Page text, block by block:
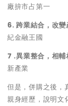
廠拚市占第一
6.跨業結合，改
紀金融王國
7 .異業整合，相
新產業
但是，併購之後，
親身經歷，說明文